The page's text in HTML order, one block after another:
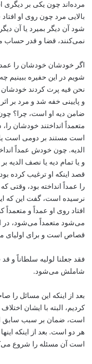
مرده‌اند چون یکی بر دیگری
بالایی مرد چون روی او
شود آن دیگر بمیرد یا آن
نمی‌کنند، قضا و قدر
اگر خودشان خودشان را
شویم در این حفیره ببینیم
نحن فیه پرت کردند خودشان
و پایینی خفه شد و مرد بر
ضامن دیه او است، چرا؟ چون
متعمداً انداختند خودشان
است مستند بر دومی است
الدیه. چون خودش عمداً‌
و یا تمام دیه یا نصف
قصد اینکه او ترغیب کرده
را عمداً انداخته بود، وقتی
نرسیده است، گفت این که
افتاد روی او عمداً و
می‌شود متعمداً می‌شود، در
قصاص است و برای اولیای
فقد جعلنا لولیه سلطاناً و
شاملش می‌شود.
بعد از اینکه این مسائل را
کردیم، البته با ایشان
است، ضمان بر سبب سابق
هر دو است. بعد از اینکه
است آن مسئله را شروع